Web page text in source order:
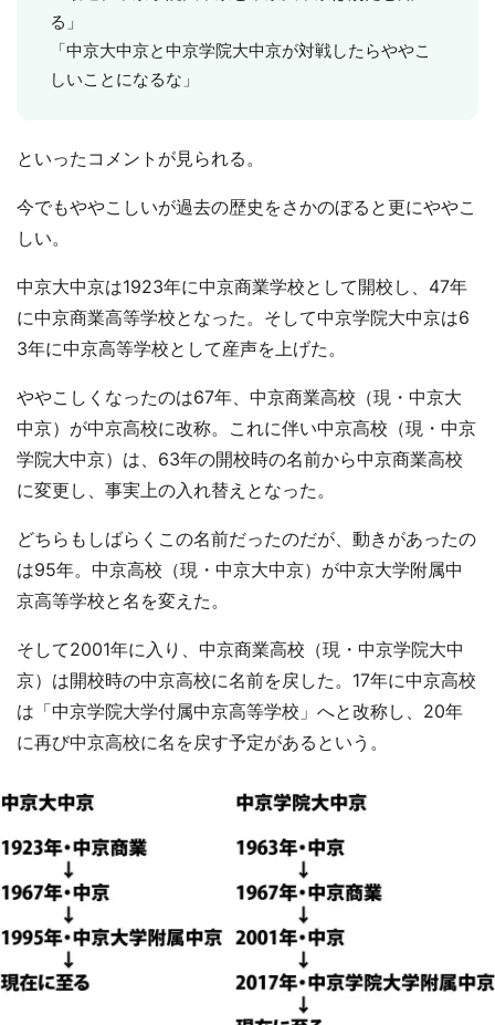
る」
「中京大中京と中京学院大中京が対戦したらややこ
しいことになるな」
といったコメントが見られる。
今でもややこしいが過去の歴史をさかのぼると更にややこ
しい。
中京大中京は1923年に中京商業学校として開校し、47年
に中京商業高等学校となった。そして中京学院大中京は6
3年に中京高等学校として産声を上げた。
ややこしくなったのは67年、中京商業高校（現・中京大
中京）が中京高校に改称。これに伴い中京高校（現・中京
学院大中京）は、63年の開校時の名前から中京商業高校
に変更し、事実上の入れ替えとなった。
どちらもしばらくこの名前だったのだが、動きがあったの
は95年。中京高校（現・中京大中京）が中京大学附属中
京高等学校と名を変えた。
そして2001年に入り、中京商業高校（現・中京学院大中
京）は開校時の中京高校に名前を戻した。17年に中京高校
は「中京学院大学付属中京高等学校」へと改称し、20年
に再び中京高校に名を戻す予定があるという。